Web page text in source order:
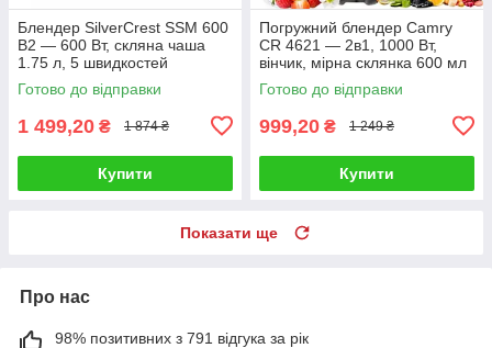
Блендер SilverCrest SSM 600
B2 — 600 Вт, скляна чаша
1.75 л, 5 швидкостей
Готово до відправки
1 499,20 ₴ 1 874 ₴
Купити
Погружний блендер Camry
CR 4621 — 2в1, 1000 Вт,
вінчик, мірна склянка 600 мл
Готово до відправки
999,20 ₴ 1 249 ₴
Купити
Показати ще
Про нас
98% позитивних з 791 відгука за рік